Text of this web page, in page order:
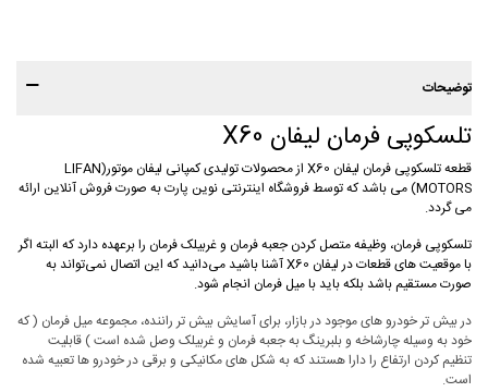
توضیحات
تلسکوپی فرمان لیفان X60
قطعه تلسکوپی فرمان لیفان X60 از محصولات تولیدی کمپانی لیفان موتور(LIFAN
MOTORS) می باشد که توسط فروشگاه اینترنتی نوین پارت به صورت فروش آنلاین ارائه
می گردد.
تلسکوپی فرمان، وظیفه متصل کردن جعبه فرمان و غربیلک فرمان را برعهده دارد که البته اگر
با موقعیت های قطعات در لیفان X60 آشنا باشید می‌دانید که این اتصال نمی‌تواند به
صورت مستقیم باشد بلکه باید با میل فرمان انجام شود.
در بیش تر خودرو های موجود در بازار، برای آسایش بیش تر راننده، مجموعه میل فرمان ( که
خود به وسیله چارشاخه و بلبرینگ به جعبه فرمان و غربیلک وصل شده است ) قابلیت
تنظیم کردن ارتفاع را دارا هستند که به شکل های مکانیکی و برقی در خودرو ها تعبیه شده
است.